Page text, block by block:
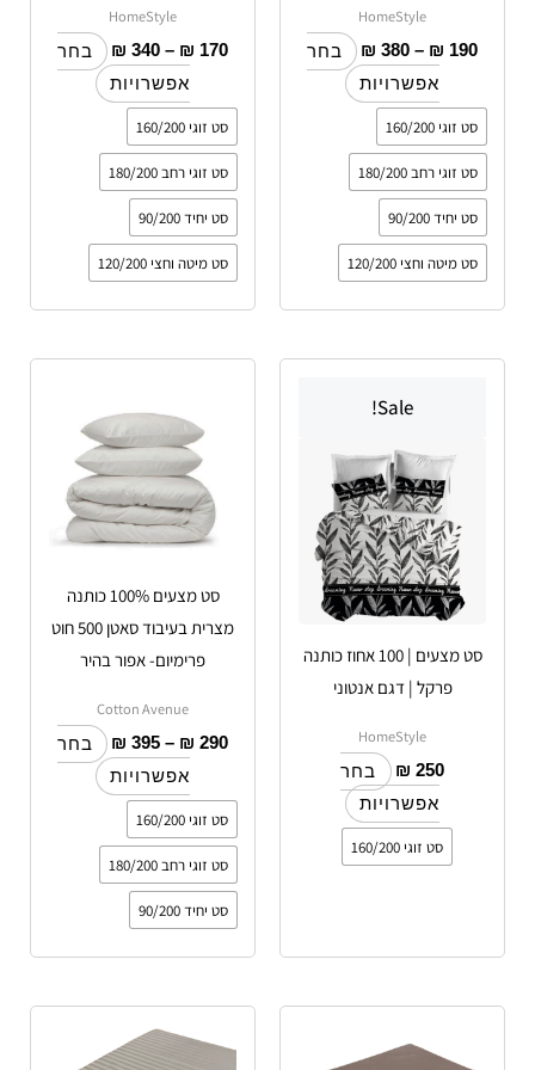
HomeStyle
₪ 190
–
₪ 380
בחר
אפשרויות
סט זוגי 160/200
סט זוגי רחב 180/200
סט יחיד 90/200
סט מיטה וחצי 120/200
HomeStyle
₪ 170
–
₪ 340
בחר
אפשרויות
סט זוגי 160/200
סט זוגי רחב 180/200
סט יחיד 90/200
סט מיטה וחצי 120/200
Sale!
סט מצעים | 100 אחוז כותנה
פרקל | דגם אנטוני
HomeStyle
₪ 250
בחר
אפשרויות
מספר
סוגים.
ניתן
לבחור
את
בעמוד
המוצר
סט זוגי 160/200
סט מצעים 100% כותנה
מצרית בעיבוד סאטן 500 חוט
פרימיום- אפור בהיר
Cotton Avenue
₪ 290
–
₪ 395
עד
⁦₪ 395⁩
בחר
אפשרויות
יש
מספר
סוגים.
ניתן
את
האפשרויות
בעמוד
סט זוגי 160/200
סט זוגי רחב 180/200
סט יחיד 90/200
זה